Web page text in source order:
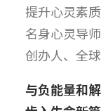
提升心灵素
名身心灵导
创办人、全
与负能量和解